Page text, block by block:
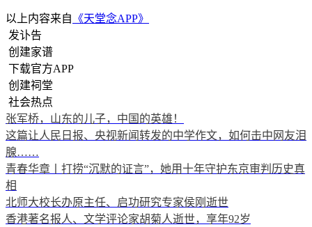
以上内容来自 《天堂念APP》
发讣告
创建家谱
下载官方APP
创建祠堂
社会热点
张军桥，山东的儿子，中国的英雄！
这篇让人民日报、央视新闻转发的中学作文，如何击中网友泪
腺……
青春华章丨打捞“沉默的证言”，她用十年守护东京审判历史真
相
北师大校长办原主任、启功研究专家侯刚逝世
香港著名报人、文学评论家胡菊人逝世，享年92岁